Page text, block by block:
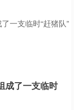
成了一支临时